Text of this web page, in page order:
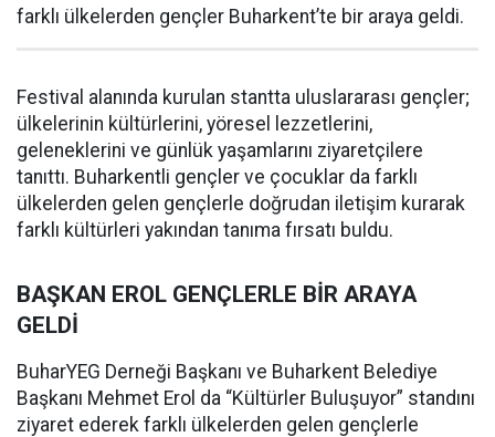
farklı ülkelerden gençler Buharkent’te bir araya geldi.
Festival alanında kurulan stantta uluslararası gençler;
ülkelerinin kültürlerini, yöresel lezzetlerini,
geleneklerini ve günlük yaşamlarını ziyaretçilere
tanıttı. Buharkentli gençler ve çocuklar da farklı
ülkelerden gelen gençlerle doğrudan iletişim kurarak
farklı kültürleri yakından tanıma fırsatı buldu.
BAŞKAN EROL GENÇLERLE BİR ARAYA
GELDİ
BuharYEG Derneği Başkanı ve Buharkent Belediye
Başkanı Mehmet Erol da “Kültürler Buluşuyor” standını
ziyaret ederek farklı ülkelerden gelen gençlerle